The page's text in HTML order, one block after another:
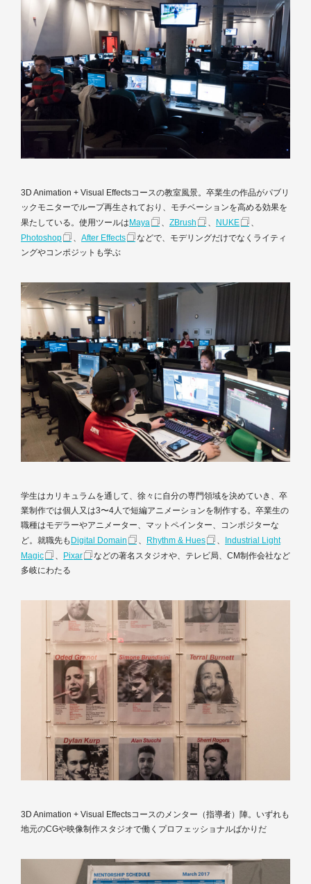
3D Animation + Visual Effectsコースの教室風景。卒業生の作品がパブリ
ックモニターでループ再生されており、モチベーションを高める効果を
果たしている。使用ツールはMaya 、 ZBrush 、 NUKE
、
Photoshop
、 After Effects
などで、モデリングだけでなくライティ
ングやコンポジットも学ぶ
学生はカリキュラムを通して、徐々に自分の専門領域を決めていき、卒
業制作では個人又は3〜4人で短編アニメーションを制作する。卒業生の
職種はモデラーやアニメーター、マットペインター、コンポジターな
ど。就職先も Digital Domain 、 Rhythm & Hues 、
Industrial Light
Magic
、 Pixar
などの著名スタジオや、テレビ局、CM制作会社など
多岐にわたる
3D Animation + Visual Effectsコースのメンター（指導者）陣。いずれも
地元のCGや映像制作スタジオで働くプロフェッショナルばかりだ